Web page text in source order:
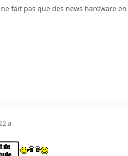
fait pas que des news hardware
a